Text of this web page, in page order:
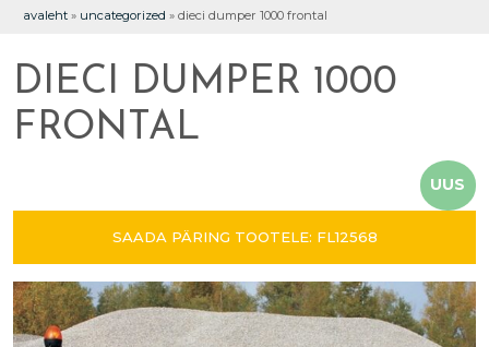
avaleht » uncategorized » dieci dumper 1000 frontal
DIECI DUMPER 1000
FRONTAL
UUS
SAADA PÄRING TOOTELE: FL12568